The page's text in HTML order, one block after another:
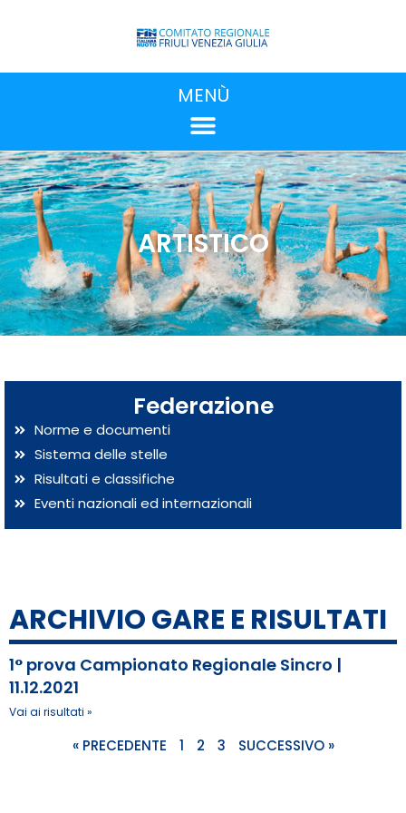
MENÙ
ARTISTICO
Federazione
Norme e documenti
Sistema delle stelle
Risultati e classifiche
Eventi nazionali ed internazionali
ARCHIVIO GARE E RISULTATI
1° prova Campionato Regionale Sincro |
11.12.2021
Vai ai risultati »
« PRECEDENTE 1 2 3 SUCCESSIVO »